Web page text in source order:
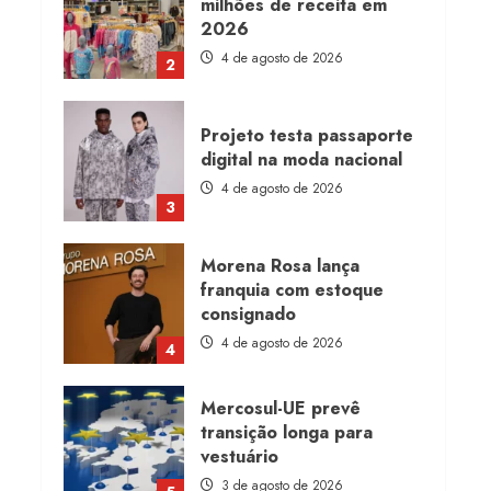
2
2026
4 de agosto de 2026
3
Projeto testa passaporte
digital na moda nacional
4 de agosto de 2026
4
Morena Rosa lança
franquia com estoque
consignado
4 de agosto de 2026
Mercosul-UE prevê
transição longa para
vestuário
3 de agosto de 2026